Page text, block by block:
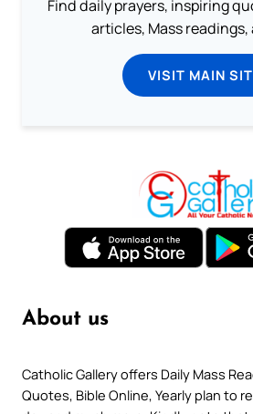
Find daily prayers, inspiring
articles, Mass readings,
VISIT MAIN
About us
Catholic Gallery offers Daily Mass
Quotes, Bible Online, Yearly plan to